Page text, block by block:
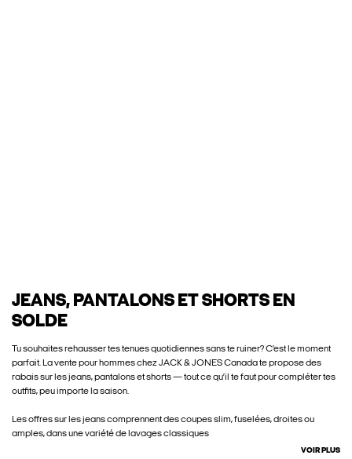
JEANS, PANTALONS ET SHORTS EN
SOLDE
Tu souhaites rehausser tes tenues quotidiennes sans te ruiner? C’est le moment
parfait. La vente pour hommes chez JACK & JONES Canada te propose des
rabais sur les jeans, pantalons et shorts — tout ce qu’il te faut pour compléter tes
outfits, peu importe la saison.
Les offres sur les jeans comprennent des coupes slim, fuselées, droites ou
amples, dans une variété de lavages classiques
VOIR PLUS